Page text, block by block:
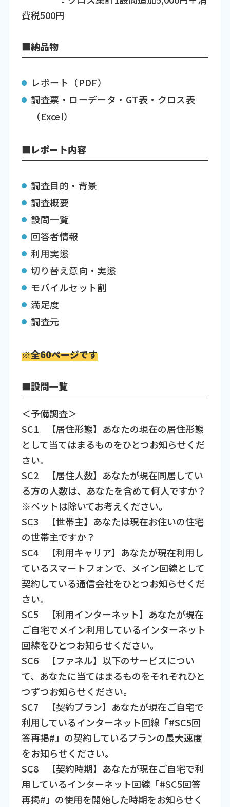
費税500円
■納品物
レポート（PDF）
調査票・ローデータ・GT表・クロス表
（Excel）
■レポート内容
調査目的・背景
調査概要
設問一覧
回答者情報
利用実態
切り替え意向・実態
モバイルセット割
満足度
調査元
※全60ページです
■設問一覧
＜予備調査＞
SC1​ 【居住形態】あなたの現在の居住形態
として当てはまるものをひとつお知らせくだ
さい。​
SC2​ 【居住人数】あなたが現在同居してい
る方の人数は、あなたを含めて何人ですか？
※ペットは除いてお考えください。​
SC3​ 【世帯主】あなたは現在お住いの住宅
の世帯主ですか？ ​
SC4​ 【利用キャリア】あなたが現在利用し
ているスマートフォンで、メイン回線として
契約している通信会社をひとつお知らせくだ
さい。 ​
SC5​ 【利用インターネット】あなたが現在
ご自宅でメイン利用しているインターネット
回線をひとつお知らせください。 ​
SC6​ 【ファネル】以下のサービスについ
て、あなたに当てはまるものをそれぞれひと
つずつお知らせください。​
SC7​ 【契約プラン】あなたが現在ご自宅で
利用しているインターネット回線「#SC5回
答再掲#」の契約しているプランの最大速度
をお知らせください。​
SC8​ 【契約時期】あなたが現在ご自宅で利
用しているインターネット回線「#SC5回答
再掲#」の使用を開始した時期をお知らせく